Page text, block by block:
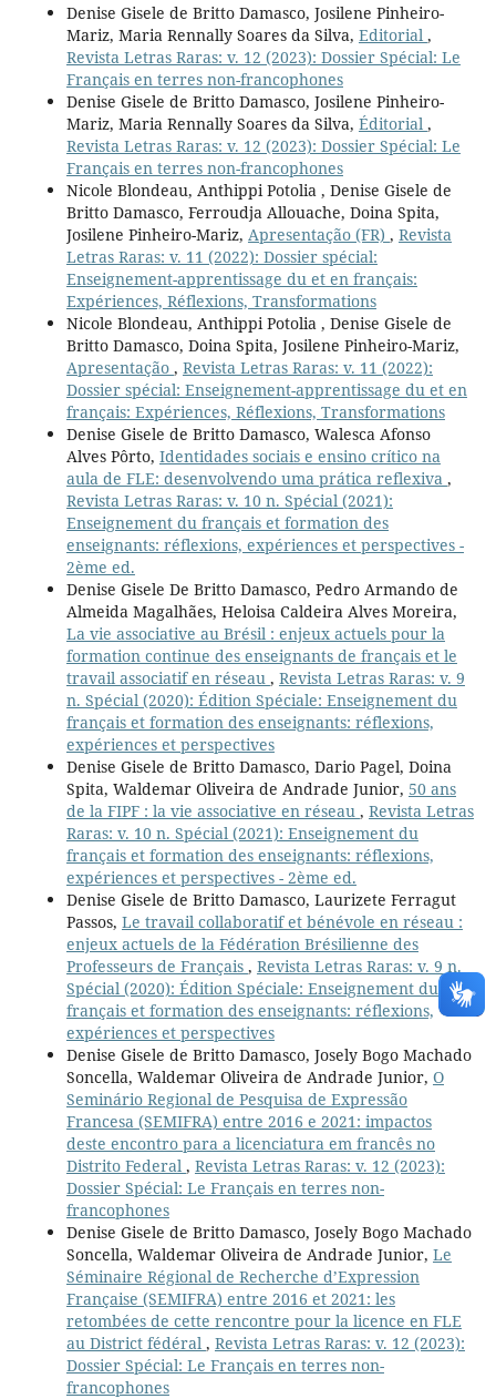
Denise Gisele de Britto Damasco, Josilene Pinheiro-
Mariz, Maria Rennally Soares da Silva, Editorial ,
Revista Letras Raras: v. 12 (2023): Dossier Spécial: Le
Français en terres non-francophones
Denise Gisele de Britto Damasco, Josilene Pinheiro-
Mariz, Maria Rennally Soares da Silva, Éditorial ,
Revista Letras Raras: v. 12 (2023): Dossier Spécial: Le
Français en terres non-francophones
Nicole Blondeau, Anthippi Potolia , Denise Gisele de
Britto Damasco, Ferroudja Allouache, Doina Spita,
Josilene Pinheiro-Mariz, Apresentação (FR) , Revista
Letras Raras: v. 11 (2022): Dossier spécial:
Enseignement-apprentissage du et en français:
Expériences, Réflexions, Transformations
Nicole Blondeau, Anthippi Potolia , Denise Gisele de
Britto Damasco, Doina Spita, Josilene Pinheiro-Mariz,
Apresentação , Revista Letras Raras: v. 11 (2022):
Dossier spécial: Enseignement-apprentissage du et en
français: Expériences, Réflexions, Transformations
Denise Gisele de Britto Damasco, Walesca Afonso
Alves Pôrto, Identidades sociais e ensino crítico na
aula de FLE: desenvolvendo uma prática reflexiva ,
Revista Letras Raras: v. 10 n. Spécial (2021):
Enseignement du français et formation des
enseignants: réflexions, expériences et perspectives -
2ème ed.
Denise Gisele De Britto Damasco, Pedro Armando de
Almeida Magalhães, Heloisa Caldeira Alves Moreira,
La vie associative au Brésil : enjeux actuels pour la
formation continue des enseignants de français et le
travail associatif en réseau , Revista Letras Raras: v. 9
n. Spécial (2020): Édition Spéciale: Enseignement du
français et formation des enseignants: réflexions,
expériences et perspectives
Denise Gisele de Britto Damasco, Dario Pagel, Doina
Spita, Waldemar Oliveira de Andrade Junior, 50 ans
de la FIPF : la vie associative en réseau , Revista Letras
Raras: v. 10 n. Spécial (2021): Enseignement du
français et formation des enseignants: réflexions,
expériences et perspectives - 2ème ed.
Denise Gisele de Britto Damasco, Laurizete Ferragut
Passos, Le travail collaboratif et bénévole en réseau :
enjeux actuels de la Fédération Brésilienne des
Professeurs de Français , Revista Letras Raras: v. 9 n.
Spécial (2020): Édition Spéciale: Enseignement du
français et formation des enseignants: réflexions,
expériences et perspectives
Denise Gisele de Britto Damasco, Josely Bogo Machado
Soncella, Waldemar Oliveira de Andrade Junior, O
Seminário Regional de Pesquisa de Expressão
Francesa (SEMIFRA) entre 2016 e 2021: impactos
deste encontro para a licenciatura em francês no
Distrito Federal , Revista Letras Raras: v. 12 (2023):
Dossier Spécial: Le Français en terres non-
francophones
Denise Gisele de Britto Damasco, Josely Bogo Machado
Soncella, Waldemar Oliveira de Andrade Junior, Le
Séminaire Régional de Recherche d’Expression
Française (SEMIFRA) entre 2016 et 2021: les
retombées de cette rencontre pour la licence en FLE
au District fédéral , Revista Letras Raras: v. 12 (2023):
Dossier Spécial: Le Français en terres non-
francophones